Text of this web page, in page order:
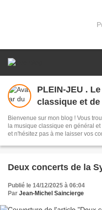
PLEIN-JEU .
classique et
Bienvenue sur mon blog ! Vous
la musique classique en général
et n'hésitez pas à me laisser vos
Deux concerts de la
Publié le 14/12/2025 à 06:04
Par Jean-Michel Saincierge